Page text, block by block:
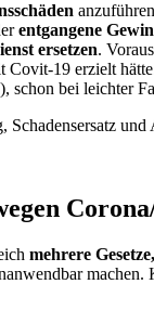
entgangene
ersetzen.
19 erzielt
schon bei leichter
mehrere
machen.